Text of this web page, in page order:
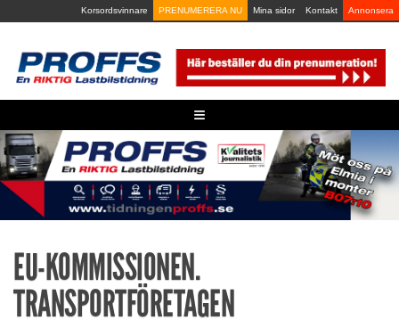
to
Korsordsvinnare PRENUMERERA NU Mina sidor Kontakt Annonsera
≡
EU-KOMMISSIONEN.
TRANSPORTFÖRETAGEN